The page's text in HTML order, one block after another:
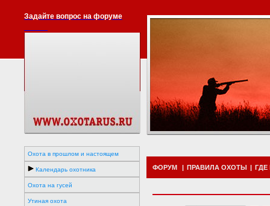
Задайте вопрос на форуме
Охота в прошлом и настоящем
Календарь охотника
Охота на гусей
Утиная охота
ФОРУМ | ПРАВИЛА ОХОТЫ | ГДЕ